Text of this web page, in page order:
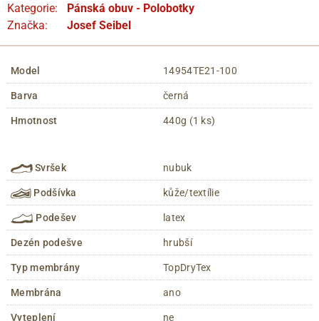
Kategorie:
Pánská obuv - Polobotky
Značka:
Josef Seibel
Model 14954TE21-100
Barva černá
Hmotnost 440g (1 ks)
Svršek nubuk
Podšívka kůže/textílie
Podešev latex
Dezén podešve hrubší
Typ membrány TopDryTex
Membrána ano
Vyteplení ne